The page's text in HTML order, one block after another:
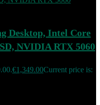
Desktop, Intel Core
NVIDIA RTX 5060
€1,349.00Current price is: